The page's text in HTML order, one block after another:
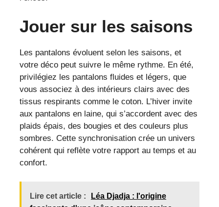
Jouer sur les saisons
Les pantalons évoluent selon les saisons, et
votre déco peut suivre le même rythme. En été,
privilégiez les pantalons fluides et légers, que
vous associez à des intérieurs clairs avec des
tissus respirants comme le coton. L’hiver invite
aux pantalons en laine, qui s’accordent avec des
plaids épais, des bougies et des couleurs plus
sombres. Cette synchronisation crée un univers
cohérent qui reflète votre rapport au temps et au
confort.
Lire cet article :
Léa Djadja : l'origine